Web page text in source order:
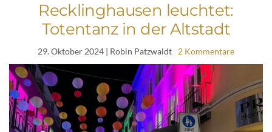
Recklinghausen leuchtet:
Totentanz in der Altstadt
29. Oktober 2024 | Robin Patzwaldt 2 Kommentare